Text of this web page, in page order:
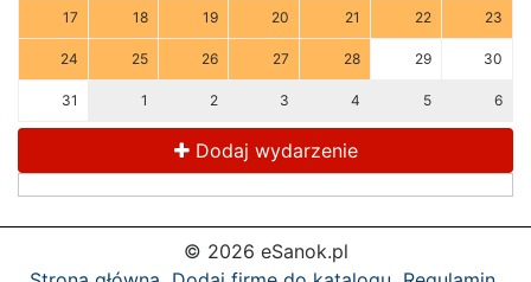
17 18 19 20 21 22 23
24 25 26 27 28 29 30
31 1 2 3 4 5 6
Dodaj wydarzenie
© 2026 eSanok.pl